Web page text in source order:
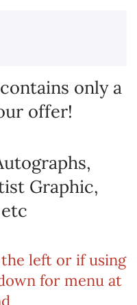
only a
offer!
Graphic,
left or if using
for menu at